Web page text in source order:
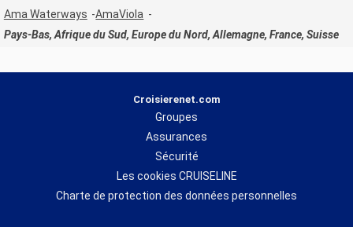
Ama Waterways
AmaViola
Pays-Bas, Afrique du Sud, Europe du Nord, Allemagne, France, Suisse
Croisierenet.com
Groupes
Assurances
Sécurité
Les cookies CRUISELINE
Charte de protection des données personnelles